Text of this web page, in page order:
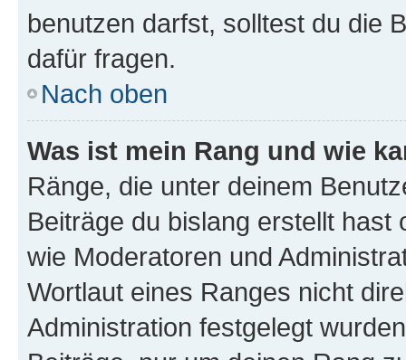
benutzen darfst, solltest du die
dafür fragen.
Nach oben
Was ist mein Rang und wie
Ränge, die unter deinem
Beiträge du bislang erstellt
wie Moderatoren und
Wortlaut eines Ranges nicht
Administration festgelegt